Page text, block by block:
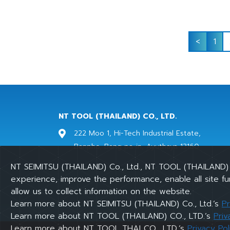
< 1
NT TOOL (THAILAND) CO., LTD.
222 Moo 1, Hi-Tech Industrial Estate,
Banpho, Bang pa-in, Ayuthaya 13160
NT SEIMITSU (THAILAND) Co., Ltd., NT TOOL
experience, improve the performance, enable all site
allow us to collect information on the website.
Learn more about NT SEIMITSU (THAILAND) Co., Ltd.’s
Learn more about NT TOOL (THAILAND) CO., LTD.’s